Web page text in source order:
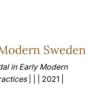
Sweden
in Early Modern
| | | 2021 |